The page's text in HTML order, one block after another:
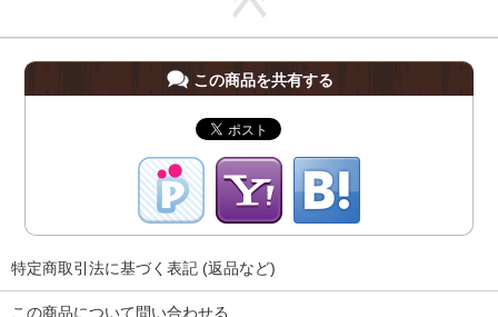
この商品を共有する
特定商取引法に基づく表記 (返品など)
この商品について問い合わせる